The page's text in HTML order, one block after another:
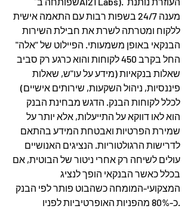
מענה 24/7 בשפות רבות עם התאמה אישית
ללקוח ומטרתה לשרת את חבילת השירות
הבנקאי באופן משמעותי. הפיילוט של "אלה"
החל בקרב 450 לקוחות והוא כרגע רק סביב
שאלות בנקאיות (מידע על עו"ש, שאלות
פיננסיות, ניהול השקעות, שירותים אישיים)
לכלל לקוחות הבנק. הדגש מבחינת הבנק
הוא לאו דווקא על התייעלות, אלא יותר על
שמירת הפרטיות ואבטחת המידע בהתאם
לדרישות הרגולטוריות. הנציגים האנושיים
עולים לשיחה רק אחרי ניטור של הבוטית, אם
בכלל כאשר הבנקאי הופך לנציג
המצקועי-המומחה כשהבוט פותר לפי הבנק
כ-80% מהפניות האופרטיביות לפניו.